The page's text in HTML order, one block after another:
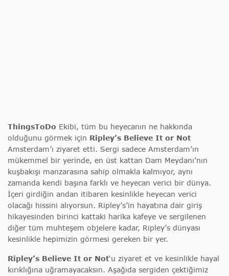
ThingsToDo Ekibi, tüm bu heyecanın ne hakkında
olduğunu görmek için Ripley’s Believe It or Not
Amsterdam’ı ziyaret etti. Sergi sadece Amsterdam’ın
mükemmel bir yerinde, en üst kattan Dam Meydanı’nın
kuşbakışı manzarasına sahip olmakla kalmıyor, aynı
zamanda kendi başına farklı ve heyecan verici bir dünya.
İçeri girdiğin andan itibaren kesinlikle heyecan verici
olacağı hissini alıyorsun. Ripley’s’in hayatına dair giriş
hikayesinden birinci kattaki harika kafeye ve sergilenen
diğer tüm muhteşem objelere kadar, Ripley’s dünyası
kesinlikle hepimizin görmesi gereken bir yer.
Ripley’s Believe It or Not‘u ziyaret et ve kesinlikle hayal
kırıklığına uğramayacaksın. Aşağıda sergiden çektiğimiz